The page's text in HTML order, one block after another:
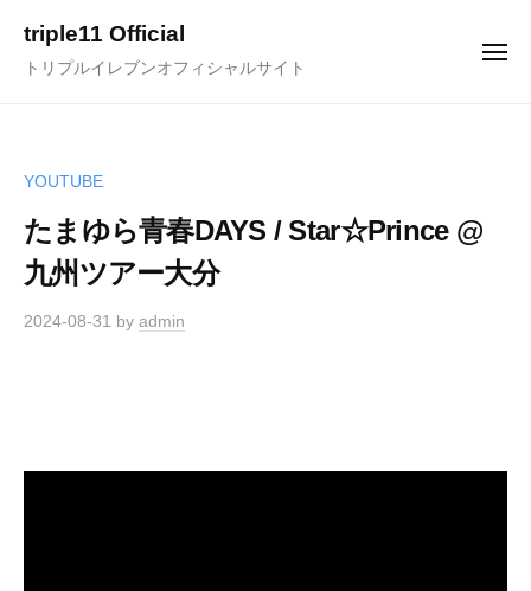
triple11 Official
トリプルイレブンオフィシャルサイト
メ
YOUTUBE
たまゆら青春DAYS / Star☆Prince @
九州ツアー大分
2024-08-31 by admin